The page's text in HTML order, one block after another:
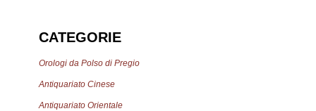
CATEGORIE
Orologi da Polso di Pregio
Antiquariato Cinese
Antiquariato Orientale